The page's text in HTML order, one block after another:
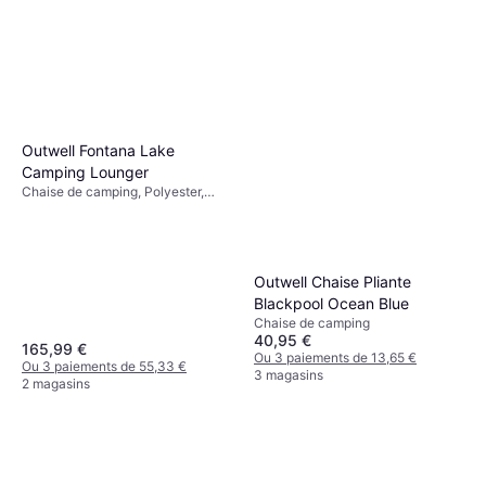
Outwell Fontana Lake
Camping Lounger
Chaise de camping, Polyester,
165,99 €
Ou 3 paiements de 55,33 €
2 magasins
Outwell Chaise Pliante
Blackpool Ocean Blue
Chaise de camping
40,95 €
Ou 3 paiements de 13,65 €
3 magasins